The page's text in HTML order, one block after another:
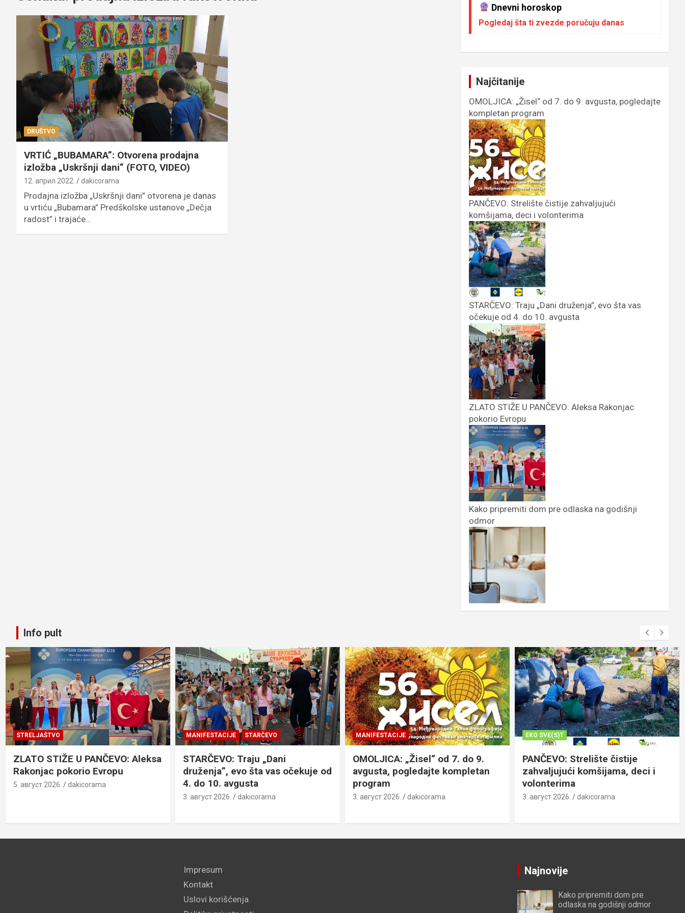
DRUŠTVO
VRTIĆ „BUBAMARA”: Otvorena prodajna
izložba „Uskršnji dani” (FOTO, VIDEO)
12. април 2022. dakicorama
Prodajna izložba „Uskršnji dani” otvorena je danas
u vrtiću „Bubamara” Predškolske ustanove „Dečja
radost” i trajaće…
Dnevni horoskop
Pogledaj šta ti zvezde poručuju danas
Najčitanije
OMOLJICA: „Žisel“ od 7. do 9. avgusta, pogledajte
kompletan program
PANČEVO: Strelište čistije zahvaljujući
komšijama, deci i volonterima
STARČEVO: Traju „Dani druženja”, evo šta vas
očekuje od 4. do 10. avgusta
ZLATO STIŽE U PANČEVO: Aleksa Rakonjac
pokorio Evropu
Kako pripremiti dom pre odlaska na godišnji
odmor
Info pult
STRELJAŠTVO
ZLATO STIŽE U PANČEVO: Aleksa
Rakonjac pokorio Evropu
5. август 2026. dakicorama
MANIFESTACIJE STARČEVO
STARČEVO: Traju „Dani
druženja”, evo šta vas očekuje od
4. do 10. avgusta
3. август 2026. dakicorama
MANIFESTACIJE
OMOLJICA: „Žisel“ od 7. do 9.
avgusta, pogledajte kompletan
program
3. август 2026. dakicorama
EKO SVE(S)T
PANČEVO: Strelište čistije
zahvaljujući komšijama, deci i
volonterima
3. август 2026. dakicorama
Impresum
Kontakt
Uslovi korišćenja
Najnovije
Kako pripremiti dom pre
odlaska na godišnji odmor